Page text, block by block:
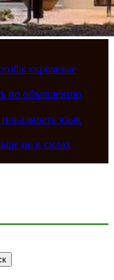
скромные
по объявлению
язык
не в силах